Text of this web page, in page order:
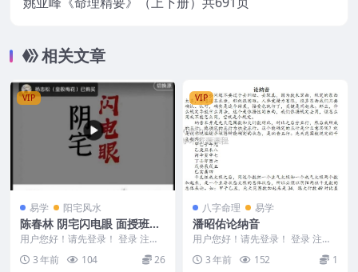
相关文章
VIP
易学 阳宅风水
陈春林 阴宅闪电眼 面授班全
程录像35集
用户您好！请先登录！ 登录 注册
陈春林阴宅闪电眼｜面授班全程录
像35集教材pd...
3 年前 104 26
VIP
八字命理 易学
潘昭佑论纳音
用户您好！请先登录！ 登录 注册
3 年前 152 1